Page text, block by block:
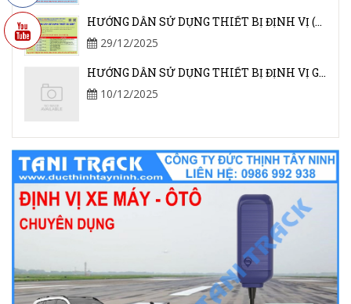
HƯỚNG DẪN SỬ DỤNG THIẾT BỊ ĐỊNH VỊ (GSHT) BÌNH MINH
29/12/2025
HƯỚNG DẪN SỬ DỤNG THIẾT BỊ ĐỊNH VỊ GPS 70
10/12/2025